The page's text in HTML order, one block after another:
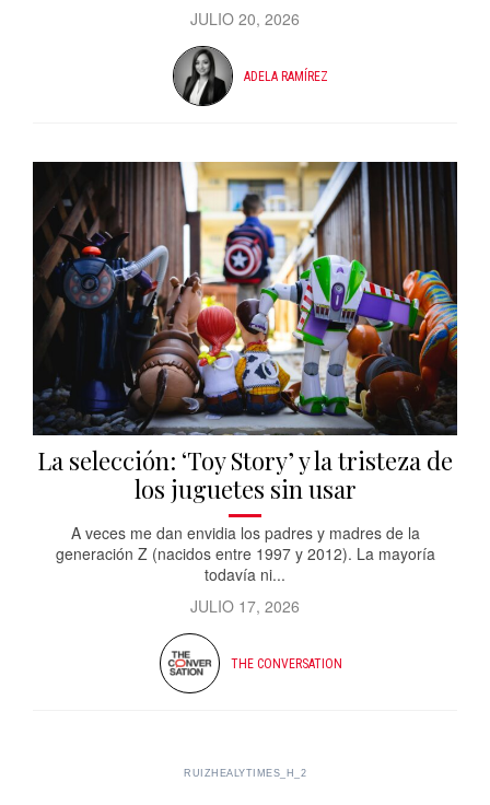
JULIO 20, 2026
ADELA RAMÍREZ
La selección: ‘Toy Story’ y la tristeza de
los juguetes sin usar
A veces me dan envidia los padres y madres de la
generación Z (nacidos entre 1997 y 2012). La mayoría
todavía ni...
JULIO 17, 2026
THE CONVERSATION
RUIZHEALYTIMES_H_2